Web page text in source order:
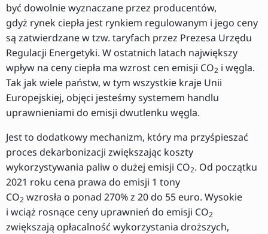
być dowolnie wyznaczane przez producentów,
gdyż rynek ciepła jest rynkiem regulowanym i jego ceny
są zatwierdzane w tzw. taryfach przez Prezesa Urzędu
Regulacji Energetyki. W ostatnich latach największy
wpływ na ceny ciepła ma wzrost cen emisji CO2 i węgla.
Tak jak wiele państw, w tym wszystkie kraje Unii
Europejskiej, objęci jesteśmy systemem handlu
uprawnieniami do emisji dwutlenku węgla.
Jest to dodatkowy mechanizm, który ma przyśpieszać
proces dekarbonizacji zwiększając koszty
wykorzystywania paliw o dużej emisji CO2. Od początku
2021 roku cena prawa do emisji 1 tony
CO2 wzrosła o ponad 270% z 20 do 55 euro. Wysokie
i wciąż rosnące ceny uprawnień do emisji CO2
zwiększają opłacalność wykorzystania droższych,